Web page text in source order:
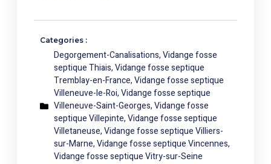
Categories :
Degorgement-Canalisations,Vidange fosse
septique Thiais,Vidange fosse septique
Tremblay-en-France,Vidange fosse septique
Villeneuve-le-Roi,Vidange fosse septique
Villeneuve-Saint-Georges,Vidange fosse
septique Villepinte,Vidange fosse septique
Villetaneuse,Vidange fosse septique Villiers-
sur-Marne,Vidange fosse septique Vincennes,
Vidange fosse septique Vitry-sur-Seine